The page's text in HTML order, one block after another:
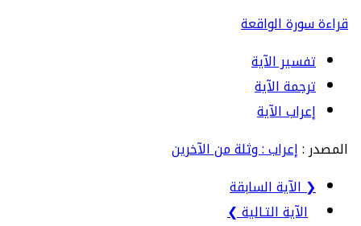
قراءة سورة الواقعة
تفسير الآية
ترجمة الآية
إعراب الآية
المصدر :إعراب : وثلة من الآخرين
❮ الآية السابقة
الآية التـالية ❯